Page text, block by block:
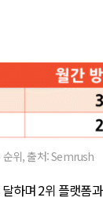
순위, 출처: Semrush
하며 2위 플랫폼